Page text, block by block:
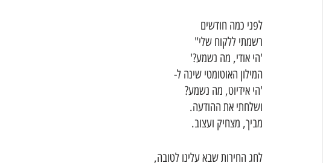
לפני כמה חודשים
רשמתי ללקוח שלי"
'הי אודי, מה נשמע?'
המילון האוטומטי שינה ל-
'הי אידיוט, מה נשמע?
ושלחתי את ההודעה.
מביך, מצחיק ועצוב.
לחג החירות שבא עלינו לטובה,